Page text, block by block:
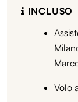
INCLUSO
Volo